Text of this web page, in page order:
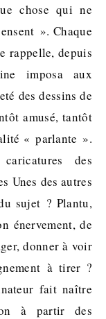
chose qui ne
». Chaque
rappelle, depuis
imposa aux
des dessins de
amusé, tantôt
« parlante ».
des
Unes des autres
sujet ? Plantu,
énervement, de
donner à voir
à tirer ?
fait naître
à partir des